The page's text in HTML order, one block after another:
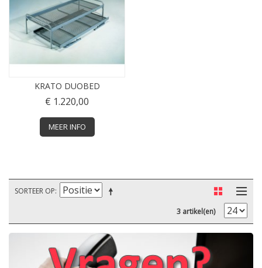
KRATO DUOBED
€ 1.220,00
MEER INFO
SORTEER OP
3 artikel(en)